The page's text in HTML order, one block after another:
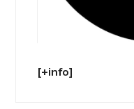
[+info]